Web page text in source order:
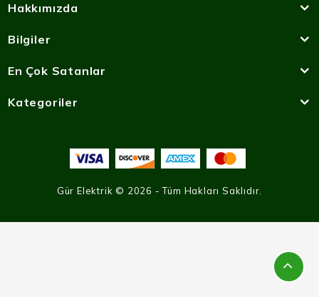
Hakkımızda
Bilgiler
En Çok Satanlar
Kategoriler
Gür Elektrik © 2026 - Tüm Hakları Saklıdır.